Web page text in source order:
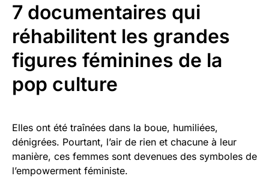
7 documentaires qui
réhabilitent les grandes
figures féminines de la
pop culture
Elles ont été traînées dans la boue, humiliées,
dénigrées. Pourtant, l’air de rien et chacune à leur
manière, ces femmes sont devenues des symboles de
l’empowerment féministe.